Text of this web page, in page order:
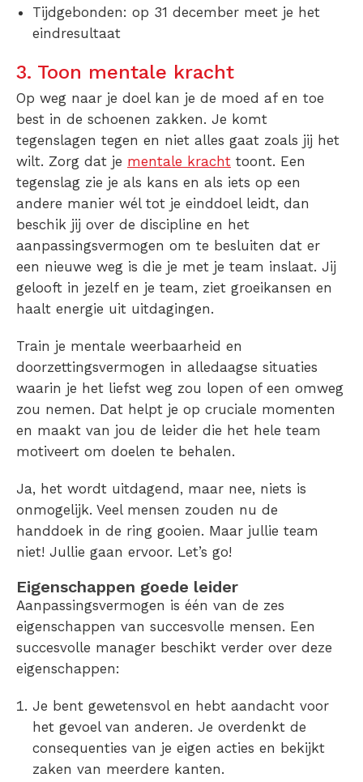
Tijdgebonden: op 31 december meet je het
eindresultaat
3. Toon mentale kracht
Op weg naar je doel kan je de moed af en toe
best in de schoenen zakken. Je komt
tegenslagen tegen en niet alles gaat zoals jij het
wilt. Zorg dat je mentale kracht toont. Een
tegenslag zie je als kans en als iets op een
andere manier wél tot je einddoel leidt, dan
beschik jij over de discipline en het
aanpassingsvermogen om te besluiten dat er
een nieuwe weg is die je met je team inslaat. Jij
gelooft in jezelf en je team, ziet groeikansen en
haalt energie uit uitdagingen.
Train je mentale weerbaarheid en
doorzettingsvermogen in alledaagse situaties
waarin je het liefst weg zou lopen of een omweg
zou nemen. Dat helpt je op cruciale momenten
en maakt van jou de leider die het hele team
motiveert om doelen te behalen.
Ja, het wordt uitdagend, maar nee, niets is
onmogelijk. Veel mensen zouden nu de
handdoek in de ring gooien. Maar jullie team
niet! Jullie gaan ervoor. Let’s go!
Eigenschappen goede leider
Aanpassingsvermogen is één van de zes
eigenschappen van succesvolle mensen. Een
succesvolle manager beschikt verder over deze
eigenschappen:
Je bent gewetensvol en hebt aandacht voor
het gevoel van anderen. Je overdenkt de
consequenties van je eigen acties en bekijkt
zaken van meerdere kanten.